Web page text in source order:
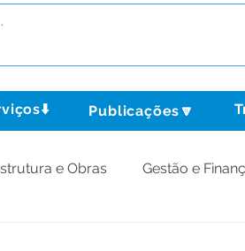
Publicações🔽
e Obras Gestão e
Social